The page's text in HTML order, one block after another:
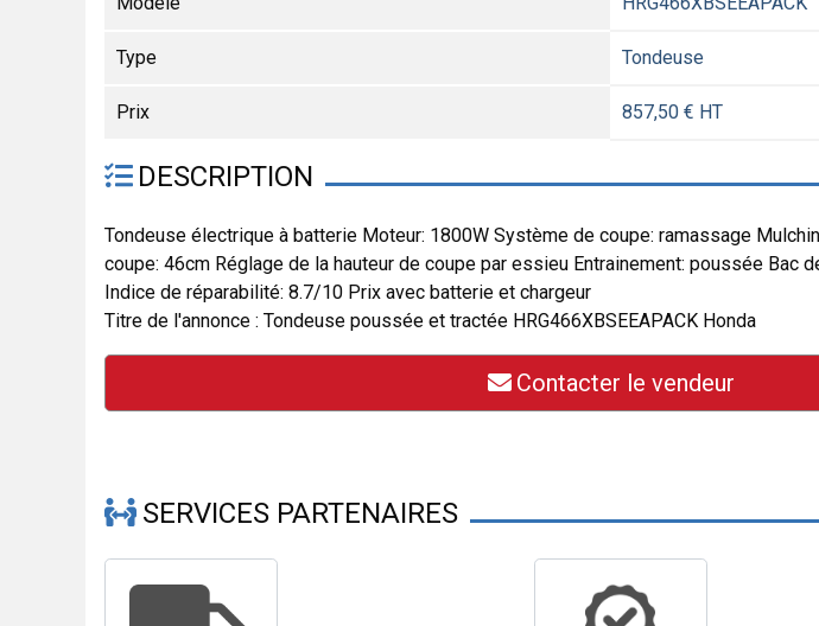
Type Tondeuse
Prix 857,50 € HT
DESCRIPTION
Tondeuse électrique à batterie Moteur: 1800W Système de coupe: ramassage
coupe: 46cm Réglage de la hauteur de coupe par essieu Entrainement: poussée Bac
Indice de réparabilité: 8.7/10 Prix avec batterie et chargeur
Titre de l'annonce : Tondeuse poussée et tractée HRG466XBSEEAPACK Honda
Contacter le vendeur
SERVICES PARTENAIRES